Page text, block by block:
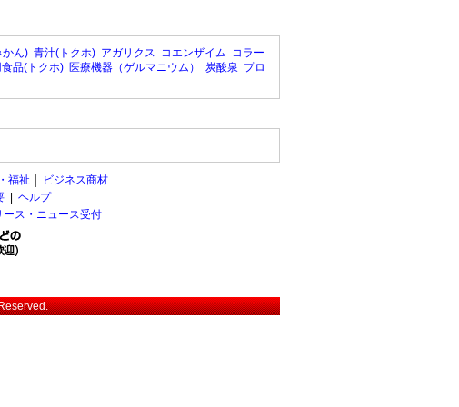
かん) 青汁(トクホ) アガリクス コエンザイム コラー
品(トクホ) 医療機器（ゲルマニウム） 炭酸泉 プロ
福祉
ビジネス商材
ヘルプ
ース・ニュース受付